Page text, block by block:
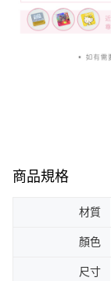
商品規格
材質
顏色
尺寸